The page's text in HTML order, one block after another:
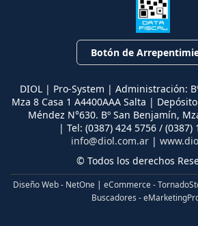
Botón de
DIOL | Pro-System | Administración:
Mza 8 Casa 1 A4400AAA Salta |
Méndez N°630. Bº San Benjamín,
| Tel: (0387) 424 5756 / (0387)
info@diol.com.ar|
© Todos los derechos
Diseño Web - NetOne | eCommerce -
Buscadores -